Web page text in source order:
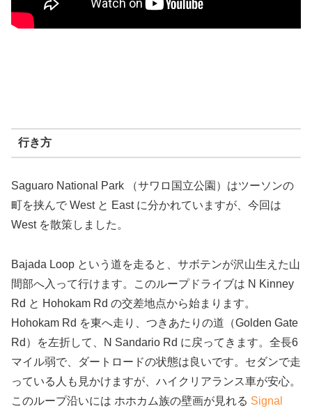
行き方
Saguaro National Park （サワロ国立公園）はツーソンの
町を挟んで West と East に分かれていますが、今回は
West を散策しました。
Bajada Loop という道を走ると、サボテンが沢山生えた山
間部へ入って行けます。このループドライブは N Kinney
Rd と Hohokam Rd の交差地点から始まります。
Hohokam Rd を東へ走り、つきあたりの道（Golden Gate
Rd）を左折して、N Sandario Rd に戻ってきます。全長6
マイル弱で、ダートロードの状態は良いです。セダンで走
っている人も見かけますが、ハイクリアランス車が安心。
このループ沿いには ホホカム族の壁画が見れる Signal